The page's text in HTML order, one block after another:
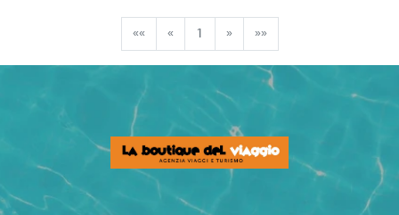
«« « 1 » »»